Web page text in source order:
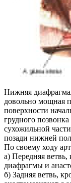
Нижняя
довольно мощная
поверхности
грудного
сухожильной
позади нижней
По своему ходу
а) Передняя ветвь,
диафрагмы и
б) Задняя ветвь,